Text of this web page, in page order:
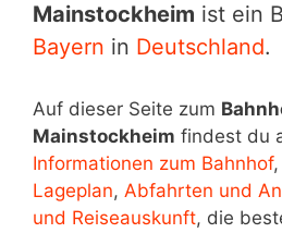
Mainstockheim ist ein
Bayern in Deutschland.
Auf dieser Seite zum
Mainstockheim findest du
Informationen zum Bahnhof,
Lageplan, Abfahrten und
und Reiseauskunft, die